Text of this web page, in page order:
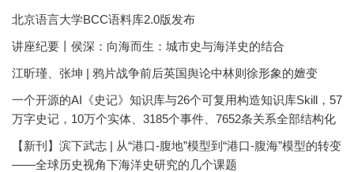
北京语言大学BCC语料库2.0版发布
讲座纪要丨侯深：向海而生：城市史与海洋史的结合
江昕瑾、张坤 | 鸦片战争前后英国舆论中林则徐形象的嬗变
一个开源的AI《史记》知识库与26个可复用构造知识库Skill，57
万字史记，10万个实体、3185个事件、7652条关系全部结构化
【新刊】滨下武志 | 从“港口-腹地”模型到“港口-腹海”模型的转变
——全球历史视角下海洋史研究的几个课题